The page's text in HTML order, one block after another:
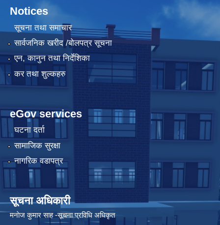
Notices
सूचना तथा समाचार
सार्वजनिक खरीद /बोलपत्र सूचना
एन, कानुन तथा निर्देशिका
कर तथा शुल्कहरु
eGov services
घटना दर्ता
सामाजिक सुरक्षा
नागरिक वडापत्र
सूचना अधिकारी
मनाेज कुमार साह -सूचना प्रविधि अधिकृत